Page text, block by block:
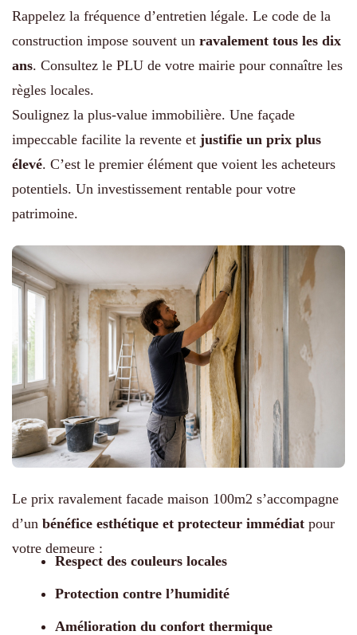
Rappelez la fréquence d’entretien légale. Le code de la
construction impose souvent un ravalement tous les dix
ans. Consultez le PLU de votre mairie pour connaître les
règles locales.
Soulignez la plus-value immobilière. Une façade
impeccable facilite la revente et justifie un prix plus
élevé. C’est le premier élément que voient les acheteurs
potentiels. Un investissement rentable pour votre
patrimoine.
Le prix ravalement facade maison 100m2 s’accompagne
d’un bénéfice esthétique et protecteur immédiat pour
votre demeure :
Respect des couleurs locales
Protection contre l’humidité
Amélioration du confort thermique